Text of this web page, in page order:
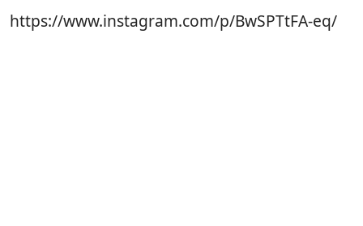
https://www.instagram.com/p/BwSPTtFA-eq/